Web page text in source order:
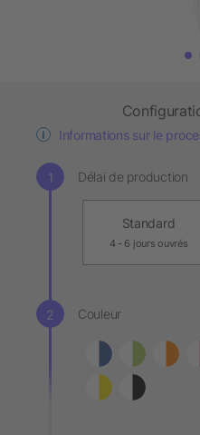
Informations sur le
Délai de production
Standard
4 - 6 jours ouvrés
Couleur